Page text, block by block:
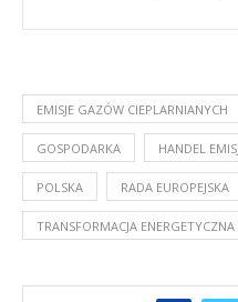
EMISJE GAZÓW CIEPLARNIANYCH
GOSPODARKA HANDEL
POLSKA RADA EUROPEJSKA
TRANSFORMACJA ENERGETYCZNA